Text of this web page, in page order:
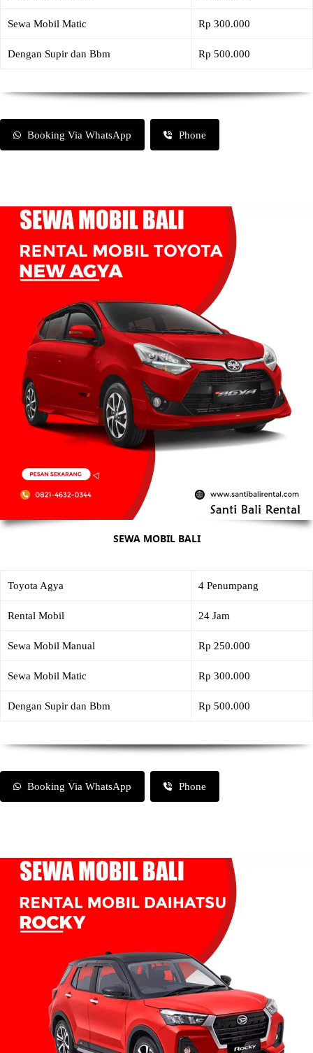
Sewa Mobil Matic Rp 300.000
Dengan Supir dan Bbm Rp 500.000
Booking Via WhatsApp Phone
SEWA MOBIL BALI
Toyota Agya 4 Penumpang
Rental Mobil 24 Jam
Sewa Mobil Manual Rp 250.000
Sewa Mobil Matic Rp 300.000
Dengan Supir dan Bbm Rp 500.000
Booking Via WhatsApp Phone